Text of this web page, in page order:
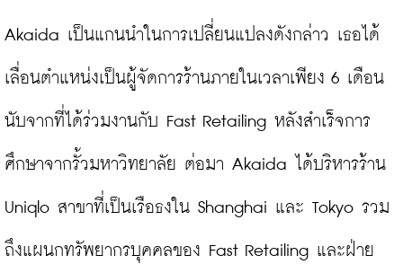
Akaida เป็นแกนนำในการเปลี่ยนแปลงดังกล่าว เธอได้
เลื่อนตำแหน่งเป็นผู้จัดการร้านภายในเวลาเพียง 6 เดือน
นับจากที่ได้ร่วมงานกับ Fast Retailing หลังสำเร็จการ
ศึกษาจากรั้วมหาวิทยาลัย ต่อมา Akaida ได้บริหารร้าน
Uniqlo สาขาที่เป็นเรือธงใน Shanghai และ Tokyo รวม
ถึงแผนกทรัพยากรบุคคลของ Fast Retailing และฝ่าย